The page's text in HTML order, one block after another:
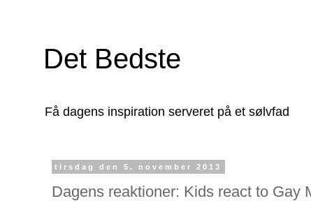
Det Bedste
Få dagens inspiration serveret på et sølvfad
tirsdag den 5. november 2013
Dagens reaktioner: Kids react to Gay